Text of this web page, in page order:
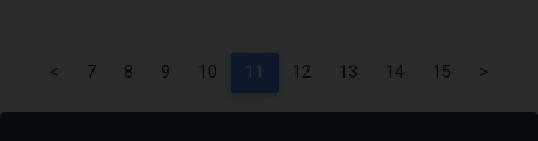
< 7 8 9 10 11 12 13 14 15 >